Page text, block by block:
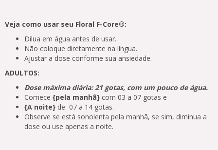
Veja como usar seu Floral F-Core®:
Dilua em água antes de usar.
Não coloque diretamente na língua.
Ajustar a dose conforme sua ansiedade.
ADULTOS:
Dose máxima diária: 21 gotas, com um pouco de água.
Comece {pela manhã} com 03 a 07 gotas e
{A noite} de 07 a 14 gotas.
Observe se está sonolenta pela manhã, se sim, diminua a
dose ou use apenas a noite.